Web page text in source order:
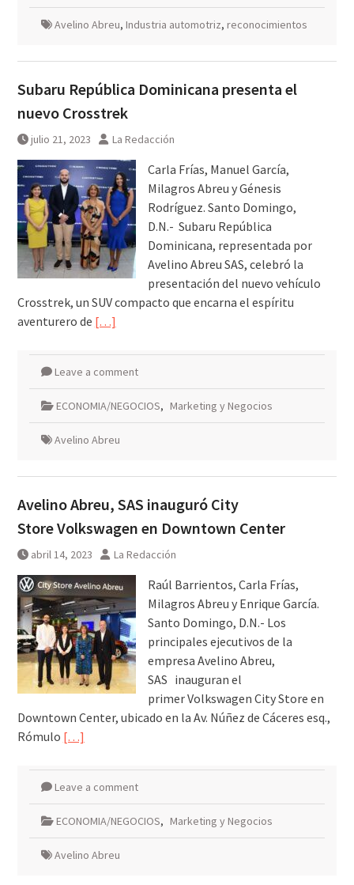
Avelino Abreu, Industria automotriz, reconocimientos
Subaru República Dominicana presenta el
nuevo Crosstrek
julio 21, 2023 La Redacción
Carla Frías, Manuel García,
Milagros Abreu y Génesis
Rodríguez. Santo Domingo,
D.N.- Subaru República
Dominicana, representada por
Avelino Abreu SAS, celebró la
presentación del nuevo vehículo
Crosstrek, un SUV compacto que encarna el espíritu
aventurero de […]
Leave a comment
ECONOMIA/NEGOCIOS, Marketing y Negocios
Avelino Abreu
Avelino Abreu, SAS inauguró City
Store Volkswagen en Downtown Center
abril 14, 2023 La Redacción
Raúl Barrientos, Carla Frías,
Milagros Abreu y Enrique García.
Santo Domingo, D.N.- Los
principales ejecutivos de la
empresa Avelino Abreu,
SAS inauguran el
primer Volkswagen City Store en
Downtown Center, ubicado en la Av. Núñez de Cáceres esq.,
Rómulo […]
Leave a comment
ECONOMIA/NEGOCIOS, Marketing y Negocios
Avelino Abreu